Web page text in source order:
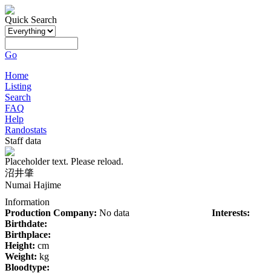
Quick Search
Go
Home
Listing
Search
FAQ
Help
Randostats
Staff data
Placeholder text. Please reload.
沼井肇
Numai Hajime
Information
Production Company: No data
Birthdate:
Birthplace:
Height: cm
Weight: kg
Bloodtype:
Interests: